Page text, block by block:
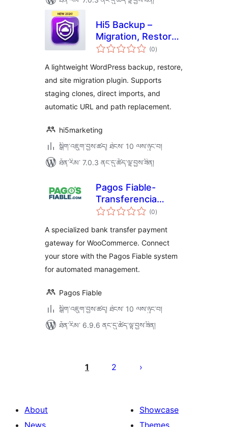
Hi5 Backup –
Migration, Restore
& Clone
(0གདེང་
འཇོག་
ཚང་།
)
A lightweight WordPress backup, restore,
and site migration plugin. Supports
staging clones, direct imports, and
automatic URL and path replacement.
hi5marketing
སྒྲིག་འཇུག་བྱས་ཚད། ཐེངས་ 10 ལས་ཉུང་བ།
ཐོན་རིམ་ 7.0.3 ནང་དུ་ཚོད་ལྟ་བྱས་ཟིན།
Pagos Fiable-
Transferencia
Bancaria
(0གདེང་
འཇོག་
ཚང་།
)
A specialized bank transfer payment
gateway for WooCommerce. Connect
your store with the Pagos Fiable system
for automated management.
Pagos Fiable
སྒྲིག་འཇུག་བྱས་ཚད། ཐེངས་ 10 ལས་ཉུང་བ།
ཐོན་རིམ་ 6.9.6 ནང་དུ་ཚོད་ལྟ་བྱས་ཟིན།
pagination
1 2
About
News
Showcase
Themes